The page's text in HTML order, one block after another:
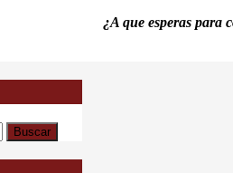
¿A que esperas para